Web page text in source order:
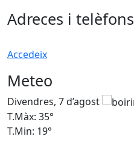
Adreces i telèfons
Accedeix
Meteo
Divendres, 7 d’agost
T.Màx: 35°
T.Min: 19°